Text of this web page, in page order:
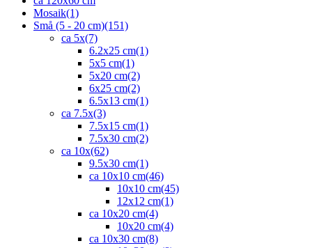
Mosaik(1)
Små (5 - 20 cm)(151)
ca 5x(7)
6.2x25 cm(1)
5x5 cm(1)
5x20 cm(2)
6x25 cm(2)
6.5x13 cm(1)
ca 7.5x(3)
7.5x15 cm(1)
7.5x30 cm(2)
ca 10x(62)
9.5x30 cm(1)
ca 10x10 cm(46)
10x10 cm(45)
12x12 cm(1)
ca 10x20 cm(4)
10x20 cm(4)
ca 10x30 cm(8)